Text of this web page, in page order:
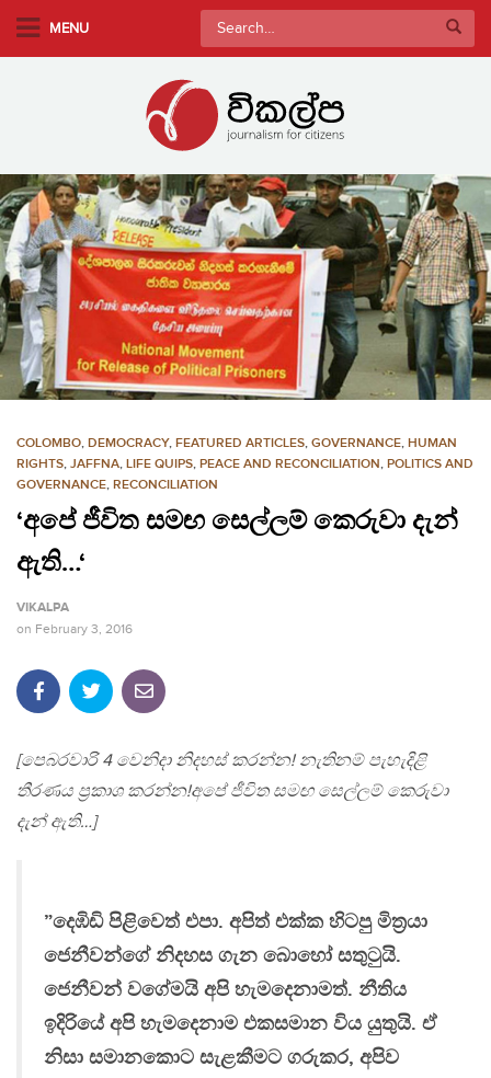
m
a
i
n
c
o
n
t
e
MENU
Search
for:
COLOMBO, DEMOCRACY, FEATURED ARTICLES, GOVERNANCE, HUMAN
RIGHTS, JAFFNA, LIFE QUIPS, PEACE AND RECONCILIATION, POLITICS AND
GOVERNANCE, RECONCILIATION
‘අපේ ජීවිත සමඟ සෙල්ලම් කෙරුවා දැන්
ඇති…‘
VIKALPA
on February 3, 2016
[පෙබරවාරි 4 වෙනිදා නිදහස් කරන්න! නැතිනම් පැහැදිළි
තීරණය ප‍්‍රකාශ කරන්න!අපේ ජීවිත සමඟ සෙල්ලම් කෙරුවා
දැන් ඇති…]
”දෙඹිඩි පිළිවෙත් එපා. අපිත් එක්ක හිටපු මිත‍්‍රයා
ජෙනීවන්ගේ නිදහස ගැන බොහෝ සතුටුයි.
ජෙනීවන් වගේමයි අපි හැමදෙනාමත්. නීතිය
ඉදිරියේ අපි හැමදෙනාම එකසමාන විය යුතුයි. ඒ
නිසා සමානකොට සැළකීමට ගරුකර, අපිව